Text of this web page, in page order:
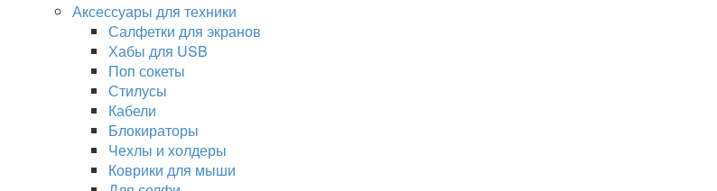
Аксессуары для техники
Салфетки для экранов
Хабы для USB
Поп сокеты
Стилусы
Кабели
Блокираторы
Чехлы и холдеры
Коврики для мыши